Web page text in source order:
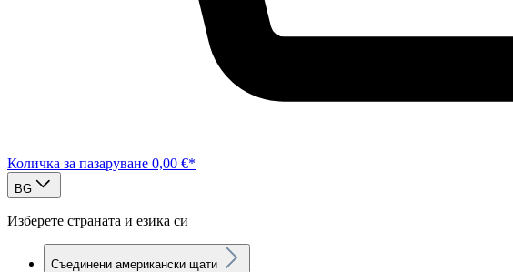
Количка за пазаруване 0,00 €*
BG
Изберете страната и езика си
Съединени американски щати